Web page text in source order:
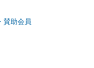
賛助会員